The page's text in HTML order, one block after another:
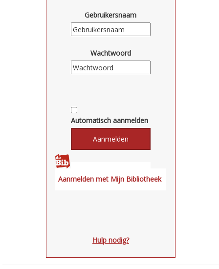
Gebruikersnaam
Wachtwoord
Automatisch aanmelden
Hulp nodig?